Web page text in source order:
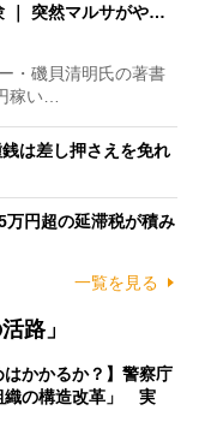
｜ 突然マルサがや…
・磯貝清明氏の著書
稼い…
は差し押さえを免れ
円超の延滞税が積み
一覧を見る
路」
はかかるか？】警察庁
織の構造改革」 実